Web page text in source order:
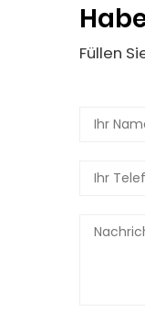
Füllen